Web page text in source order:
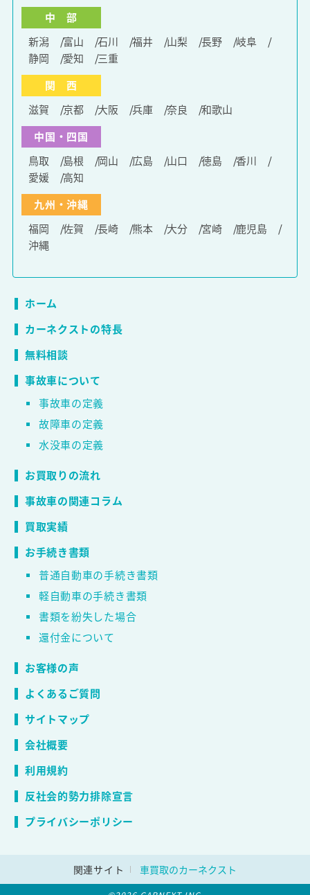
中 部
新潟
富山 石川 福井 山梨 長野
岐阜
静岡
愛知
三重
関 西
滋賀
京都 大阪 兵庫 奈良
和歌山
中国・四国
鳥取
島根 岡山 広島 山口 徳島
香川
愛媛
高知
九州・沖縄
福岡
佐賀 長崎 熊本 大分 宮崎
鹿児島
沖縄
ホーム
カーネクストの特長
無料相談
事故車について
事故車の定義
故障車の定義
水没車の定義
お買取りの流れ
事故車の関連コラム
買取実績
お手続き書類
普通自動車の手続き書類
軽自動車の手続き書類
書類を紛失した場合
還付金について
お客様の声
よくあるご質問
サイトマップ
会社概要
利用規約
反社会的勢力排除宣言
プライバシーポリシー
関連サイト 車買取のカーネクスト